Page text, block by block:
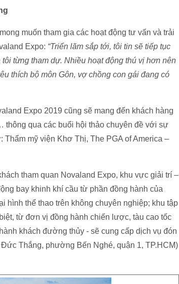
muốn tham gia các hoạt động tư vấn và trải
Expo: “Triển lãm sắp tới, tôi tin sẽ tiếp tục
từng tham dự. Nhiều hoạt động thú vị hơn nên
thích bộ môn Gôn, vợ chồng con gái đang có
Expo 2019 cũng sẽ mang đến khách hàng
qua các buổi hội thảo chuyên đề với sự
mỹ viện Khơ Thị, The PGA of America –
tham quan Novaland Expo, khu vực giải trí –
bay khinh khí cầu từ phần đồng hành của
hình thể thao trên không chuyên nghiệp; khu tập
từ đơn vị đồng hành chiến lược, tàu cao tốc
khách đường thủy - sẽ cung cấp dịch vụ đón
Thắng, phường Bến Nghé, quận 1, TP.HCM)